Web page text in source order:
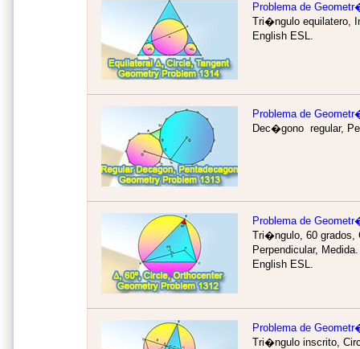
Problema de
Tri�ngulo equilatero,
English ESL.
Problema de
Dec�gono regular,
Problema de
Tri�ngulo, 60 grados,
Perpendicular, Medida.
English ESL.
Problema de
Tri�ngulo inscrito,